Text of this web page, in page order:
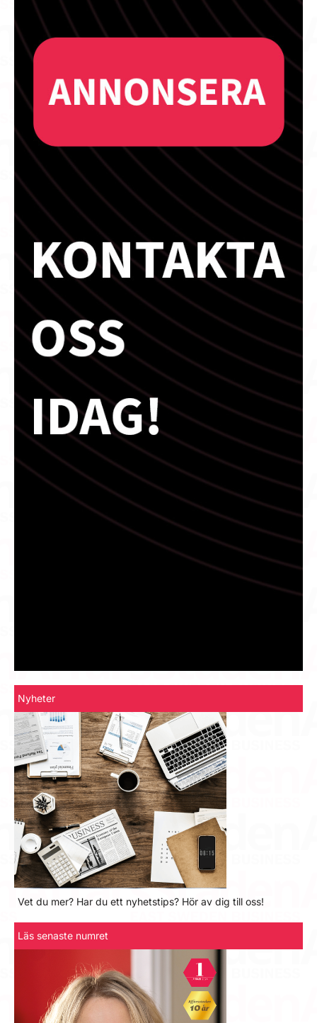
Nyheter
Vet du mer? Har du ett nyhetstips? Hör av dig till oss!
Läs senaste numret